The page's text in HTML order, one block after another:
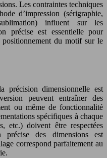
Les contraintes techniques
d’impression (sérigraphie,
influent sur les
précise est essentielle pour
du motif sur le
précision dimensionnelle est
peuvent entraîner des
ou même de fonctionnalité
spécifiques à chaque
etc.) doivent être respectées
précise des dimensions est
correspond parfaitement au